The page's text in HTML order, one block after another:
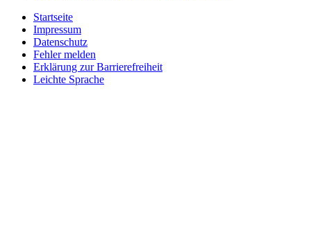
Startseite
Impressum
Datenschutz
Fehler melden
Erklärung zur Barrierefreiheit
Leichte Sprache